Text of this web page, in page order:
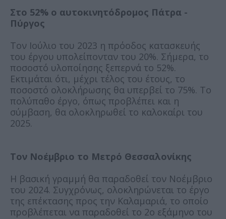
Στο 52% ο αυτοκινητόδρομος Πάτρα -
Πύργος
Τον Ιούλιο του 2023 η πρόοδος κατασκευής
του έργου υπολείπονταν του 20%. Σήμερα, το
ποσοστό υλοποίησης ξεπερνά το 52%.
Εκτιμάται ότι, μέχρι τέλος του έτους, το
ποσοστό ολοκλήρωσης θα υπερβεί το 75%. Το
πολύπαθο έργο, όπως προβλέπει και η
σύμβαση, θα ολοκληρωθεί το καλοκαίρι του
2025.
Τον Νοέμβριο το Μετρό Θεσσαλονίκης
Η βασική γραμμή θα παραδοθεί τον Νοέμβριο
του 2024. Συγχρόνως, ολοκληρώνεται το έργο
της επέκτασης προς την Καλαμαριά, το οποίο
προβλέπεται να παραδοθεί το 2ο εξάμηνο του